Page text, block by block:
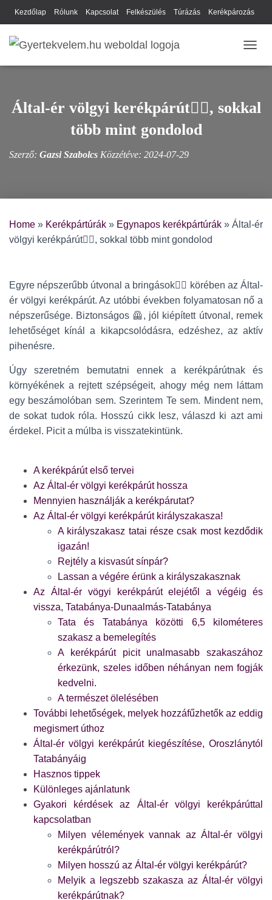
Kezdőlap Rólunk Kapcsolat Felkészülés Túrázás Kerékpározás
Által-ér völgyi kerékpárút🚴‍♀️, sokkal
több mint gondolod
Szerző: Gazsi Szabolcs Közzétéve: 2024-07-29
Home » Kerékpártúrák » Egynapos kerékpártúrák » Által-ér
völgyi kerékpárút🚴‍♀️, sokkal több mint gondolod
Egyre népszerűbb útvonal a bringások🚴‍♀️ körében az Által-
ér völgyi kerékpárút. Az utóbbi években folyamatosan nő a
népszerűsége. Biztonságos 🦺, jól kiépített útvonal, remek
lehetőséget kínál a kikapcsolódásra, edzéshez, az aktív
pihenésre.
Úgy szeretném bemutatni ennek a kerékpárútnak és
környékének a rejtett szépségeit, ahogy még nem láttam
egy beszámolóban sem. Szerintem Te sem. Mindent nem,
de sokat tudok róla. Hosszú cikk lesz, válaszd ki azt ami
érdekel. Picit a múlba is visszatekintünk.
A kerékpárút első tervei
Az Által-ér völgyi kerékpárút hossza
Mennyien használják a kerékpárutat?
Az Által-ér völgyi kerékpárút királyszakasza!
A királyszakasz tatai része csak most kezdődik
igazán!
Rejtély a kisvasút sínpár?
Lassan a végére érünk a királyszakasznak
Az Által-ér vögyi kerékpárút elejétől a végéig és
vissza, Tatabánya-Dunaalmás-Tatabánya
Tata és Tatabánya közötti 6,5 kilométeres
szakasz a bemelegítés
A kerékpárút picit unalmasabb szakaszához
érkezünk, szeles időben néhányan nem fogják
kedvelni.
A természet ölelésében
További lehetőségek, melyek hozzáfűzhetők az eddig
megismert úthoz
Által-ér völgyi kerékpárút kiegészítése, Oroszlánytól
Tatabányáig
Hasznos tippek
Különleges ajánlatunk
Gyakori kérdések az Által-ér völgyi kerékpárúttal
kapcsolatban
Milyen vélemények vannak az Által-ér völgyi
kerékpárútról?
Milyen hosszú az Által-ér völgyi kerékpárút?
Melyik a legszebb szakasza az Által-ér völgyi
kerékpárútnak?